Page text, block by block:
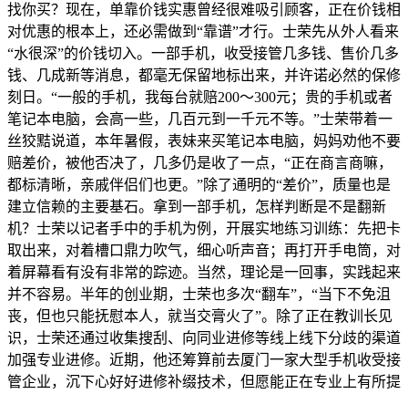
找你买？现在，单靠价钱实惠曾经很难吸引顾客，正在价钱相
对优惠的根本上，还必需做到“靠谱”才行。士荣先从外人看来
“水很深”的价钱切入。一部手机，收受接管几多钱、售价几多
钱、几成新等消息，都毫无保留地标出来，并许诺必然的保修
刻日。“一般的手机，我每台就赔200～300元；贵的手机或者
笔记本电脑，会高一些，几百元到一千元不等。”士荣带着一
丝狡黠说道，本年暑假，表妹来买笔记本电脑，妈妈劝他不要
赔差价，被他否决了，几多仍是收了一点，“正在商言商嘛，
都标清晰，亲戚伴侣们也更。”除了通明的“差价”，质量也是
建立信赖的主要基石。拿到一部手机，怎样判断是不是翻新
机？士荣以记者手中的手机为例，开展实地练习训练：先把卡
取出来，对着槽口鼎力吹气，细心听声音；再打开手电筒，对
着屏幕看有没有非常的踪迹。当然，理论是一回事，实践起来
并不容易。半年的创业期，士荣也多次“翻车”，“当下不免沮
丧，但也只能抚慰本人，就当交膏火了”。除了正在教训长见
识，士荣还通过收集搜刮、向同业进修等线上线下分歧的渠道
加强专业进修。近期，他还筹算前去厦门一家大型手机收受接
管企业，沉下心好好进修补缀技术，但愿能正在专业上有所提